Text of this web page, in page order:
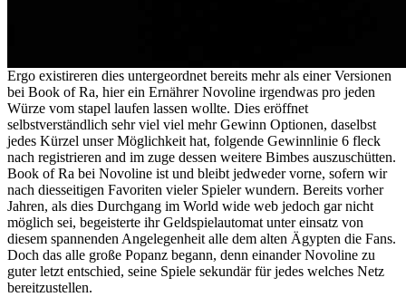
Ergo existireren dies untergeordnet bereits mehr als einer Versionen
bei Book of Ra, hier ein Ernährer Novoline irgendwas pro jeden
Würze vom stapel laufen lassen wollte. Dies eröffnet
selbstverständlich sehr viel viel mehr Gewinn Optionen, daselbst
jedes Kürzel unser Möglichkeit hat, folgende Gewinnlinie 6 fleck
nach registrieren and im zuge dessen weitere Bimbes auszuschütten.
Book of Ra bei Novoline ist und bleibt jedweder vorne, sofern wir
nach diesseitigen Favoriten vieler Spieler wundern. Bereits vorher
Jahren, als dies Durchgang im World wide web jedoch gar nicht
möglich sei, begeisterte ihr Geldspielautomat unter einsatz von
diesem spannenden Angelegenheit alle dem alten Ägypten die Fans.
Doch das alle große Popanz begann, denn einander Novoline zu
guter letzt entschied, seine Spiele sekundär für jedes welches Netz
bereitzustellen.